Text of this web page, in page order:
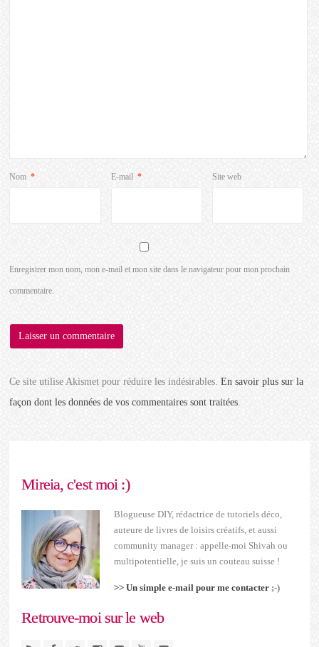
Nom * E-mail * Site web
Enregistrer mon nom, mon e-mail et mon site dans le navigateur pour mon prochain
commentaire.
Ce site utilise Akismet pour réduire les indésirables.En savoir plus sur la
façon dont les données de vos commentaires sont traitées.
Mireia, c'est moi :)
Blogueuse DIY, rédactrice de tutoriels déco,
auteure de livres de loisirs créatifs, et aussi
community manager : appelle-moi Shivah ou
multipotentielle, je suis un couteau suisse !
>> Un simple e-mail pour me contacter ;-)
Retrouve-moi sur le web